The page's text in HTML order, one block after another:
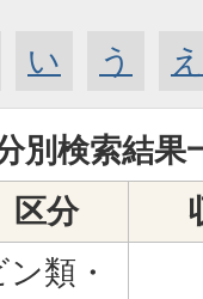
い う え
別検索結果
区分
ン類・